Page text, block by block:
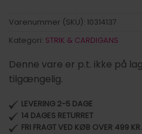
Varenummer (SKU): 10314137
Kategori: STRIK & CARDIGANS
Denne vare er p.t. ikke på
tilgængelig.
LEVERING 2-5 DAGE
14 DAGES RETURRET
FRI FRAGT VED KØB OVER 499 KR.